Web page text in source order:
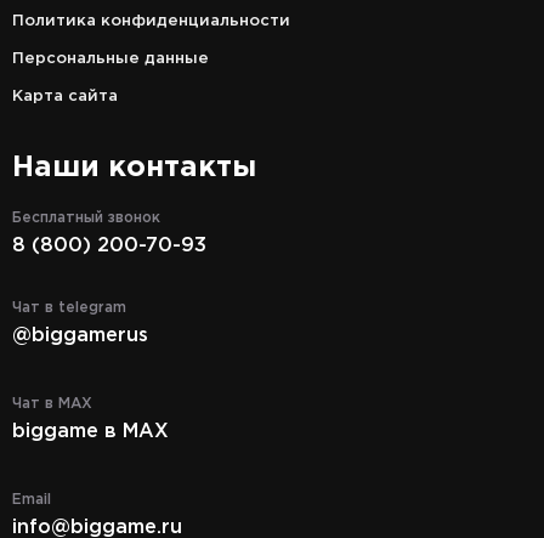
Политика конфиденциальности
Персональные данные
Карта сайта
Наши контакты
Бесплатный звонок
8 (800) 200-70-93
Чат в telegram
@biggamerus
Чат в MAX
biggame в MAX
Email
info@biggame.ru